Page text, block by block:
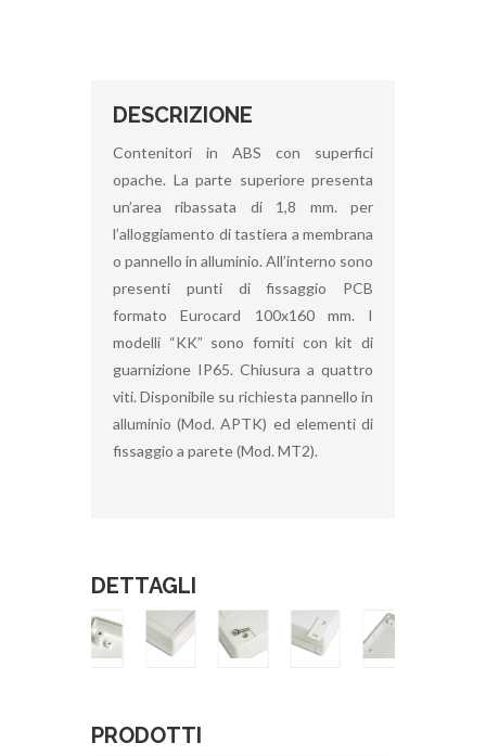
DESCRIZIONE
Contenitori in ABS con superfici
opache. La parte superiore presenta
un’area ribassata di 1,8 mm. per
l’alloggiamento di tastiera a membrana
o pannello in alluminio. All’interno sono
presenti punti di fissaggio PCB
formato Eurocard 100x160 mm. I
modelli “KK” sono forniti con kit di
guarnizione IP65. Chiusura a quattro
viti. Disponibile su richiesta pannello in
alluminio (Mod. APTK) ed elementi di
fissaggio a parete (Mod. MT2).
DETTAGLI
PRODOTTI